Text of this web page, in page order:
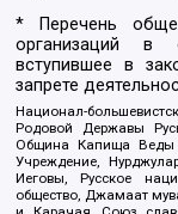
* Перечень
организаций в
вступившее в
запрете
Национал-
Родовой Державы
Община Капища Веды
Учреждение,
Иеговы, Русское
общество, Джамаат